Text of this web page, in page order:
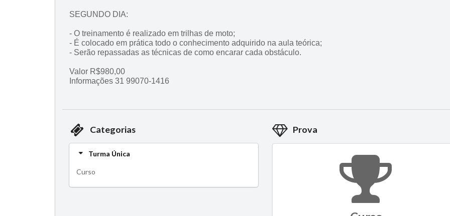
SEGUNDO DIA:
- O treinamento é realizado em trilhas de moto;
- É colocado em prática todo o conhecimento adquirido na aula teórica;
- Serão repassadas as técnicas de como encarar cada obstáculo.
Valor R$980,00
Informações 31 99070-1416
Categorias
Turma Única
Curso
Prova